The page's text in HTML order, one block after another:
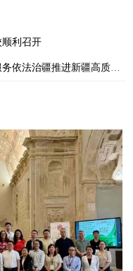
利召开
【民主与法制】赵万东：西北政法大学服务依法治疆推进新疆高质量发展